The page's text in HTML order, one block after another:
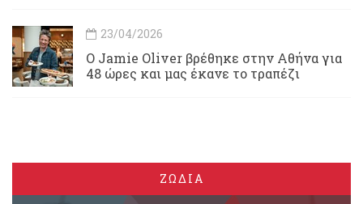
23/04/2026
Ο Jamie Oliver βρέθηκε στην Αθήνα για
48 ώρες και μας έκανε το τραπέζι
ΖΩΔΙΑ